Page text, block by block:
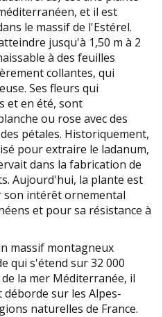
et il est
le massif de l'Estérel.
jusqu'à 1,50 m à 2
à des feuilles
collantes, qui
Ses fleurs qui
et en été, sont
ou rose avec des
pétales. Historiquement,
pour extraire le ladanum,
dans la fabrication de
Aujourd'hui, la plante est
son intérêt ornemental
et pour sa résistance à
massif montagneux
qui s'étend sur 32 000
la mer Méditerranée, il
sur les Alpes-
naturelles de France.